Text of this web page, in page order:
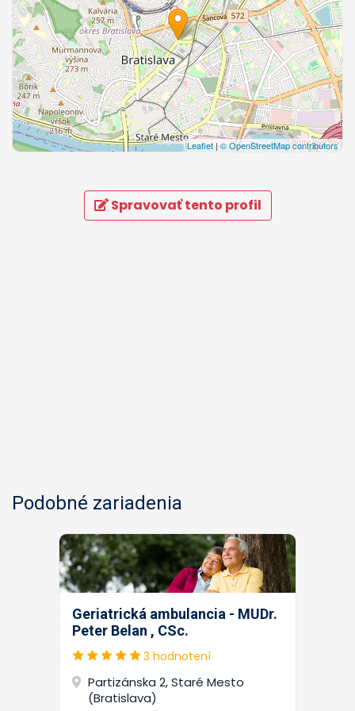
Leaflet | © OpenStreetMap contributors
Spravovať tento profil
Podobné zariadenia
Geriatrická ambulancia - MUDr.
Peter Belan , CSc.
3 hodnotení
Partizánska 2, Staré Mesto
(Bratislava)